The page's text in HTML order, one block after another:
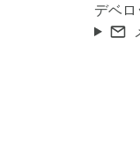
ウザ拡張機能は
ングまで、多彩
ックス＆マッチ
デベ